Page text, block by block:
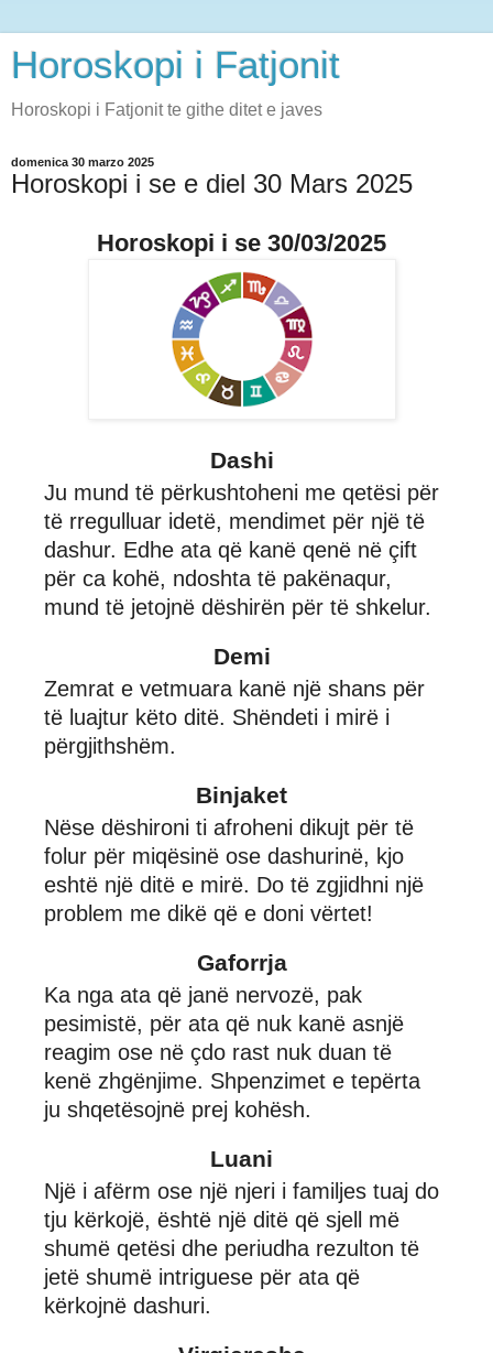
Horoskopi i Fatjonit
Horoskopi i Fatjonit te githe ditet e javes
domenica 30 marzo 2025
Horoskopi i se e diel 30 Mars 2025
Horoskopi i se 30/03/2025
Dashi
Ju mund të përkushtoheni me qetësi për
të rregulluar idetë, mendimet për një të
dashur. Edhe ata që kanë qenë në çift
për ca kohë, ndoshta të pakënaqur,
mund të jetojnë dëshirën për të shkelur.
Demi
Zemrat e vetmuara kanë një shans për
të luajtur këto ditë. Shëndeti i mirë i
përgjithshëm.
Binjaket
Nëse dëshironi ti afroheni dikujt për të
folur për miqësinë ose dashurinë, kjo
eshtë një ditë e mirë. Do të zgjidhni një
problem me dikë që e doni vërtet!
Gaforrja
Ka nga ata që janë nervozë, pak
pesimistë, për ata që nuk kanë asnjë
reagim ose në çdo rast nuk duan të
kenë zhgënjime. Shpenzimet e tepërta
ju shqetësojnë prej kohësh.
Luani
Një i afërm ose një njeri i familjes tuaj do
tju kërkojë, është një ditë që sjell më
shumë qetësi dhe periudha rezulton të
jetë shumë intriguese për ata që
kërkojnë dashuri.